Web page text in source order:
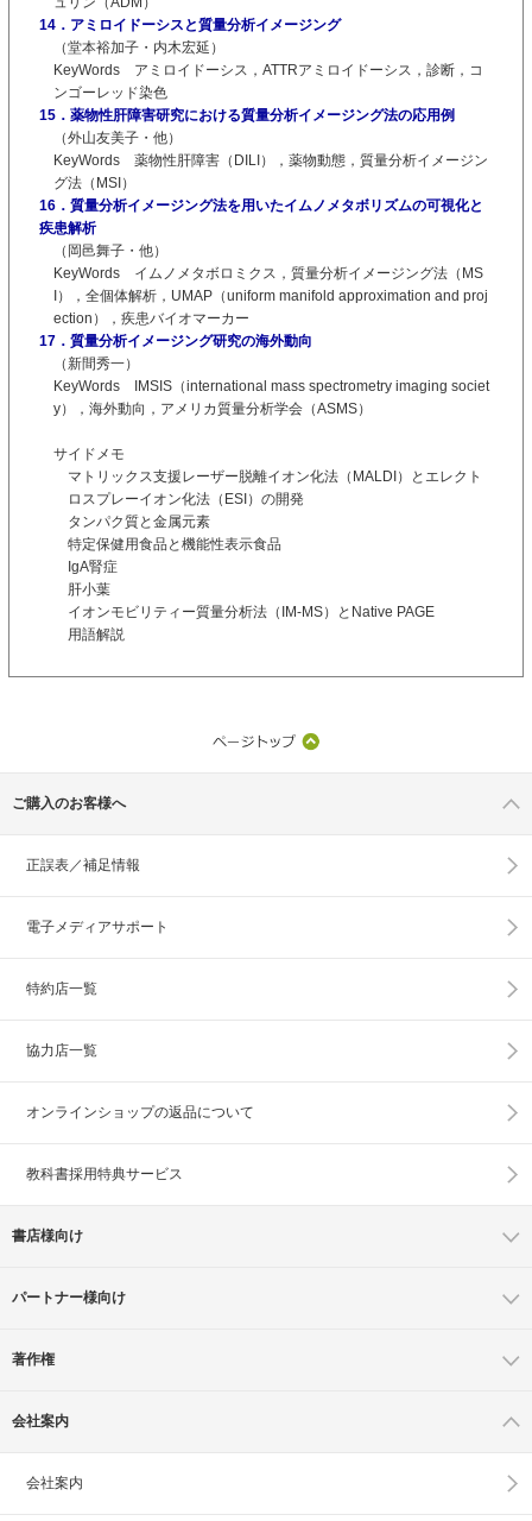
14．アミロイドーシスと質量分析イメージング
（堂本裕加子・内木宏延）
KeyWords アミロイドーシス，ATTRアミロイドーシス，診断，コ
ンゴーレッド染色
15．薬物性肝障害研究における質量分析イメージング法の応用例
（外山友美子・他）
KeyWords 薬物性肝障害（DILI），薬物動態，質量分析イメージン
グ法（MSI）
16．質量分析イメージング法を用いたイムノメタボリズムの可視化と
疾患解析
（岡邑舞子・他）
KeyWords イムノメタボロミクス，質量分析イメージング法（MS
I），全個体解析，UMAP（uniform manifold approximation and proj
ection），疾患バイオマーカー
17．質量分析イメージング研究の海外動向
（新間秀一）
KeyWords IMSIS（international mass spectrometry imaging societ
y），海外動向，アメリカ質量分析学会（ASMS）
サイドメモ
マトリックス支援レーザー脱離イオン化法（MALDI）とエレクト
ロスプレーイオン化法（ESI）の開発
タンパク質と金属元素
特定保健用食品と機能性表示食品
IgA腎症
肝小葉
イオンモビリティー質量分析法（IM-MS）とNative PAGE
用語解説
ご購入のお客様へ
正誤表／補足情報
電子メディアサポート
特約店一覧
協力店一覧
オンラインショップの返品について
教科書採用特典サービス
書店様向け
パートナー様向け
著作権
会社案内
会社案内